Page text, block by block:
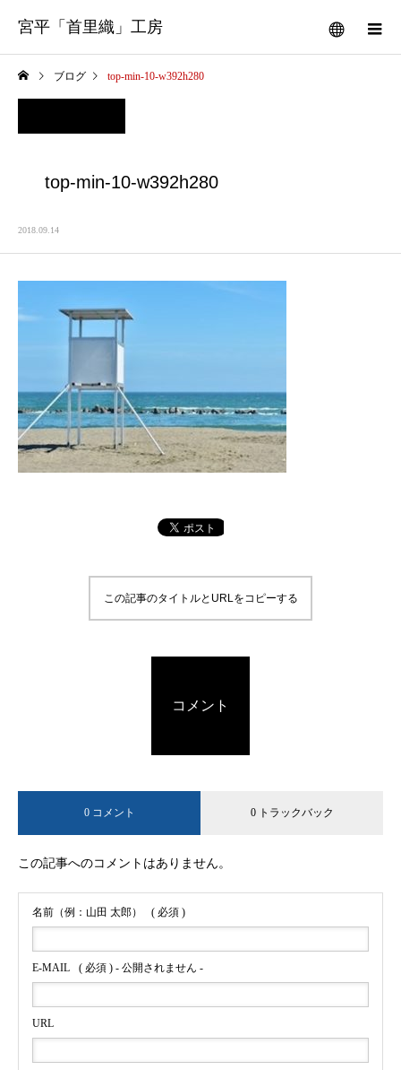
宮平「首里織」工房
ブログ top-min-10-w392h280
top-min-10-w392h280
2018.09.14
この記事のタイトルとURLをコピーする
コメント
0 コメント 0 トラックバック
この記事へのコメントはありません。
名前（例：山田 太郎） ( 必須 )
E-MAIL ( 必須 ) - 公開されません -
URL